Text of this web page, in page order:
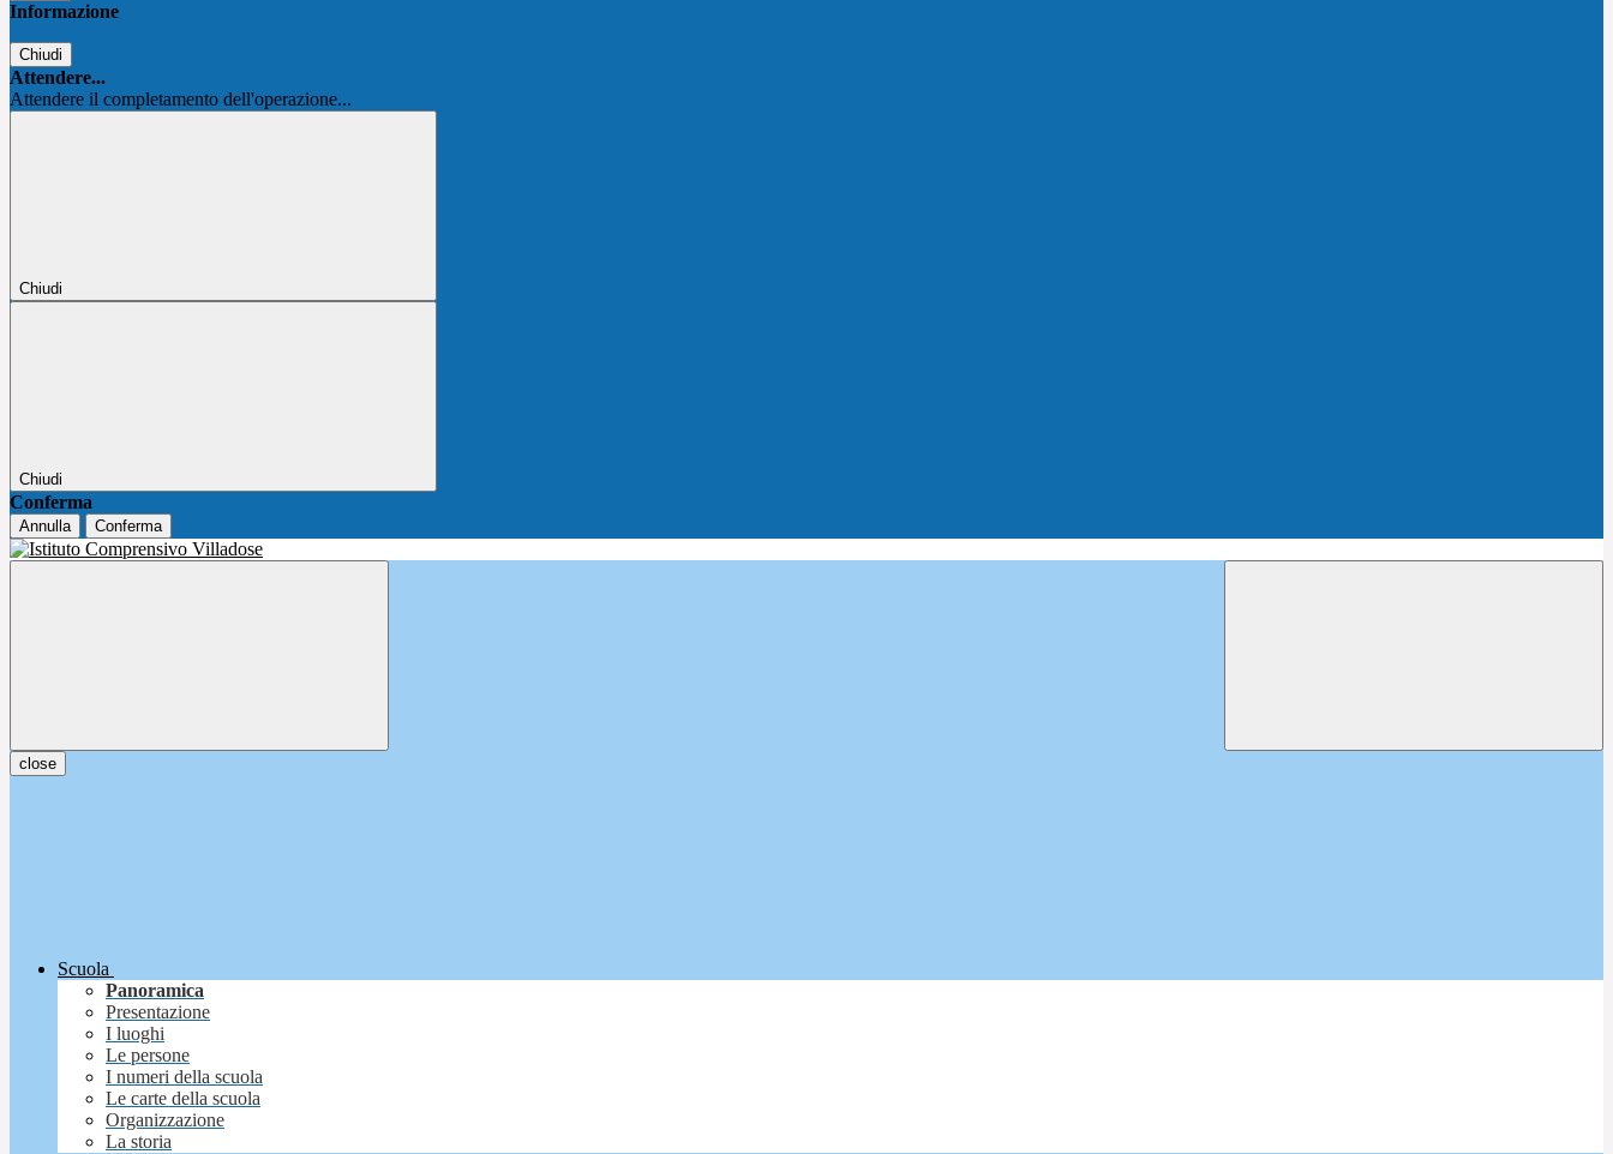
Informazione
Chiudi
Attendere...
Attendere il completamento dell'operazione...
Chiudi
Chiudi
Conferma
Annulla Conferma
close
Scuola
Panoramica
Presentazione
I luoghi
Le persone
I numeri della scuola
Le carte della scuola
Organizzazione
La storia